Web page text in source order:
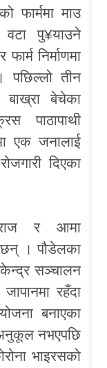
फार्ममा माउ
पु¥याउने
निर्माणमा
तीन
बाख्रा बेचेका
पाठापाथी
एक जनालाई
दिएका
र आमा
। पौडेलका
केन्द्र सञ्चालन
रहँदा
बनाएका
नभएपछि
भाइरसको